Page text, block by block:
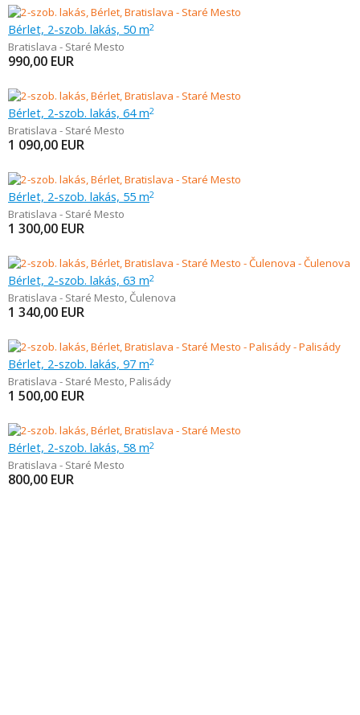
Bérlet, 2-szob. lakás, 50 m2
Bratislava - Staré Mesto
990,00 EUR
Bérlet, 2-szob. lakás, 64 m2
Bratislava - Staré Mesto
1 090,00 EUR
Bérlet, 2-szob. lakás, 55 m2
Bratislava - Staré Mesto
1 300,00 EUR
Bérlet, 2-szob. lakás, 63 m2
Bratislava - Staré Mesto, Čulenova
1 340,00 EUR
Bérlet, 2-szob. lakás, 97 m2
Bratislava - Staré Mesto, Palisády
1 500,00 EUR
Bérlet, 2-szob. lakás, 58 m2
Bratislava - Staré Mesto
800,00 EUR